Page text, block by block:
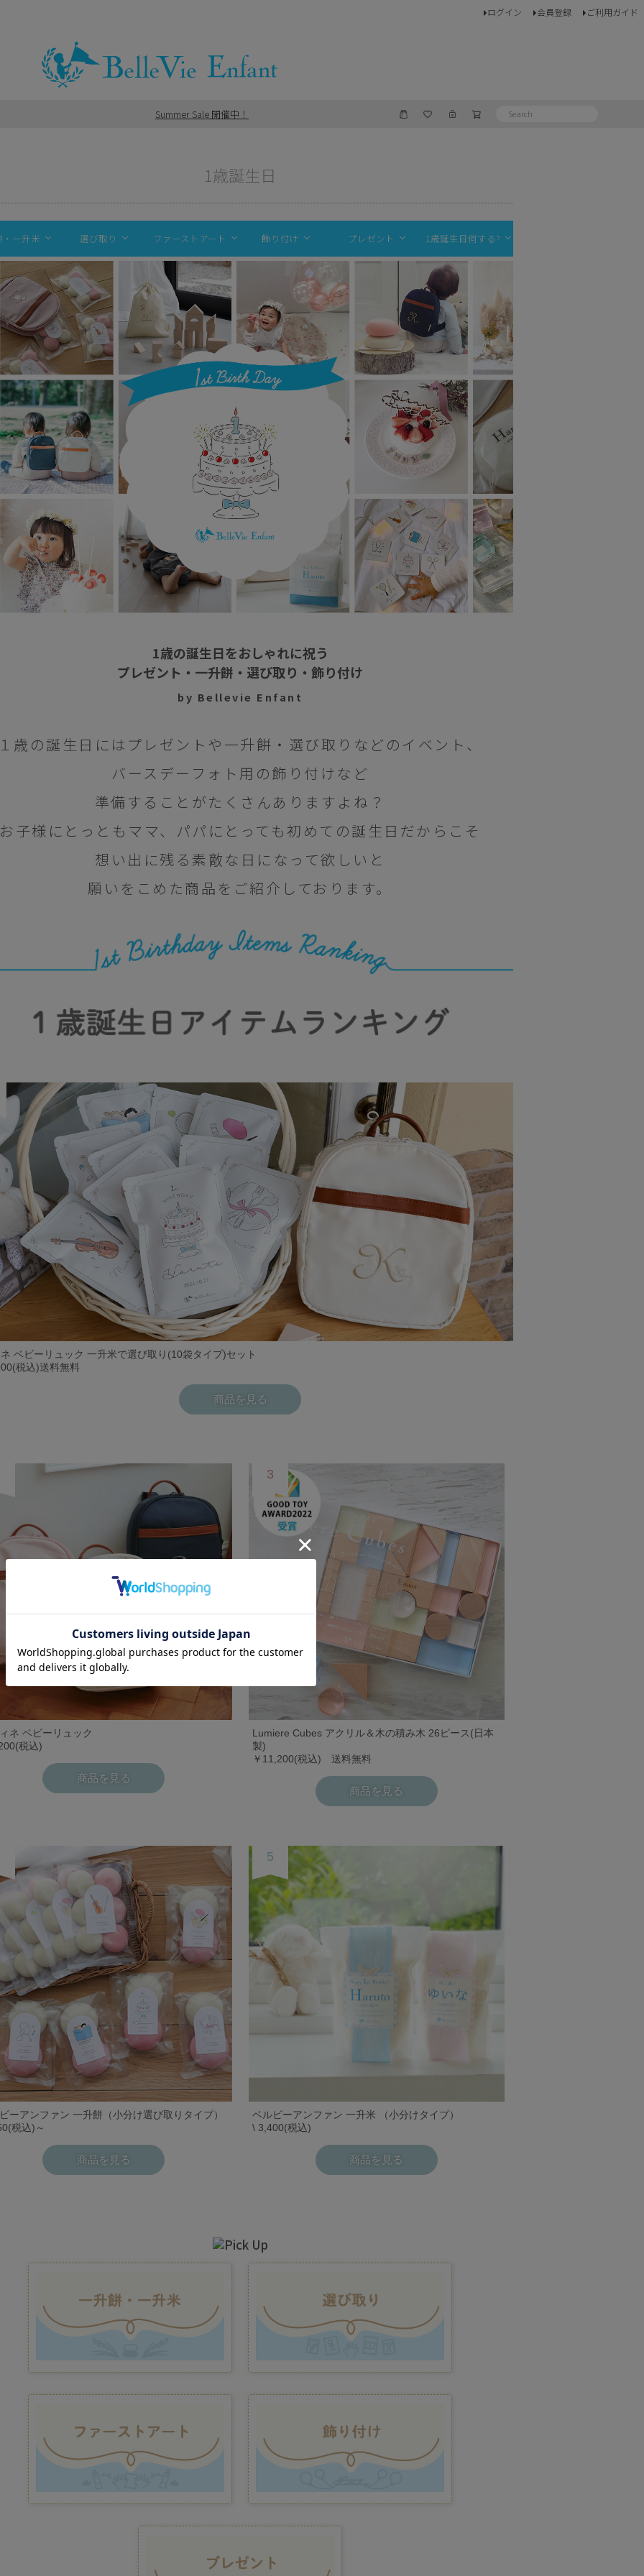
ログイン 会員登録 ご利用ガイド
Summer Sale 開催中！
1歳誕生日
一升米 選び取り ファーストアート 飾り付け プレゼント 1歳誕生日何する?
1歳の誕生日をおしゃれに祝う
プレゼント・一升餅・選び取り・飾り付け
by Bellevie Enfant
歳の誕生日にはプレゼントや一升餅・選び取りなどのイベント、
バースデーフォト用の飾り付けなど
準備することがたくさんありますよね？
お子様にとっともママ、パパにとっても初めての誕生日だからこそ
想い出に残る素敵な日になって欲しいと
願いをこめた商品をご紹介しております。
ベビーリュック 一升米で選び取り(10袋タイプ)セット
税込)送料無料
商品を見る
ネ ベビーリュック
税込)
商品を見る
3
Lumiere Cubes アクリル＆木の積み木 26ピース(日本
製)
￥11,200(税込) 送料無料
商品を見る
ーアンファン 一升餅（小分け選び取りタイプ）
税込)～
商品を見る
5
ベルビーアンファン 一升米 （小分けタイプ）
\ 3,400(税込)
商品を見る